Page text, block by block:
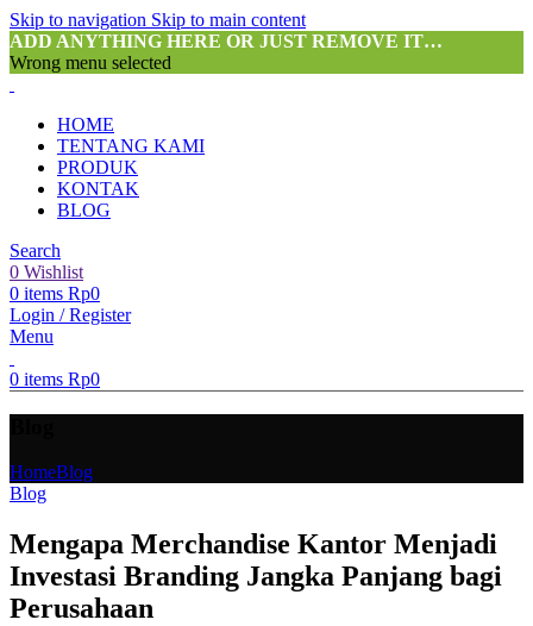
Skip to navigation Skip to main content
ADD ANYTHING HERE OR JUST REMOVE IT…
Wrong menu selected
HOME
TENTANG KAMI
PRODUK
KONTAK
BLOG
Search
0 Wishlist
0 items Rp0
Login / Register
Menu
0 items Rp0
HomeBlog
Blog
Mengapa Merchandise Kantor Menjadi
Investasi Branding Jangka Panjang bagi
Perusahaan